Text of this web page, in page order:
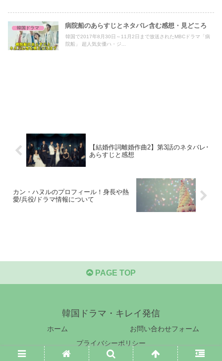
韓国ドラマ 病院船のあらすじとネタバレ含む感想・見どころ
韓国で2017年8月30日～11月2日まで放送されたMBCドラマ「病
院船」 超人気女優ハ・ジ...
【結婚作詞離婚作曲2】第3話のネタバレ･
あらすじと感想
カン・ハヌルのプロフィール！身長や熱
愛/兵役/ドラマ情報について
PAGE TOP
韓国ドラマ・キレイ発信
ホーム
お問い合わせフォーム
プライバシーポリシー